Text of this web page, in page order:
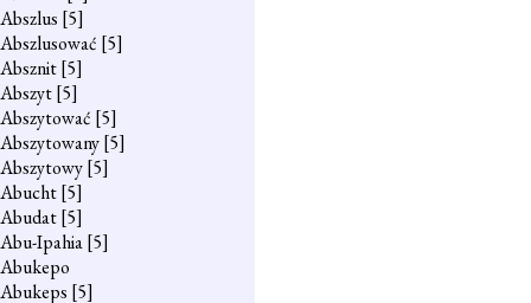
Abszlus [5]
Abszlusować [5]
Absznit[5]
Abszyt[5]
Abszytować [5]
Abszytowany[5]
Abszytowy[5]
Abucht[5]
Abudat[5]
Abu-Ipahia[5]
Abukepo
Abukeps [5]